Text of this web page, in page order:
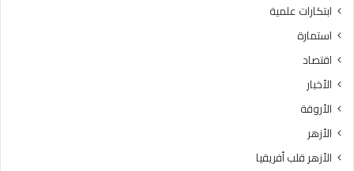
ابتكارات علمية
استمارة
اقتصاد
الأخبار
الأروقة
الأزهر
الأزهر قلب أفريقيا